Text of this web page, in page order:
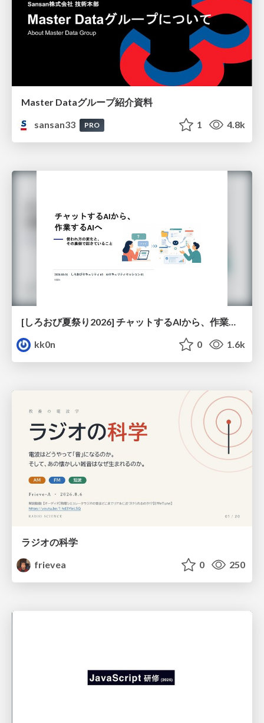
Master Dataグループ紹介資料
sansan33
PRO 1 4.8k
[しろおび夏祭り2026] チャットするAIから、作業するAIへ - 使われ方の変化と、その裏側で起きていること
kk0n
0 1.6k
ラジオの科学
frievea
0 250